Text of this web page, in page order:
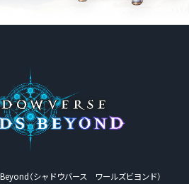
各当選者に順次、「Cygames
トからDM(ダイレクトメッセー
品の受け取り方法をご連絡いた
みにご連絡いたします。
らのDMが届く状態ではない場
ただけない場合も含みます）、
（シャドウバース ワールズビヨンド）